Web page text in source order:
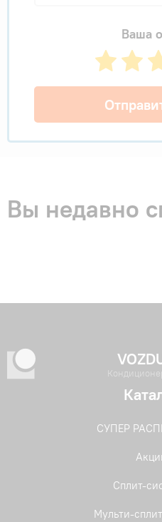
Ваша
Вы недавно
СУПЕР
Сплит-
Мульти-